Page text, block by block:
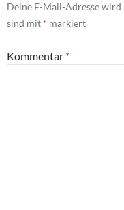
Deine E-Mail-Adresse
sind mit * markiert
Kommentar *